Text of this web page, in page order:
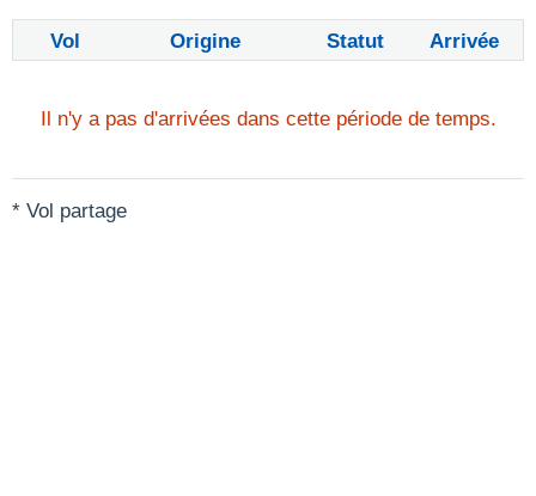
Vol Origine Statut Arrivée
Il n'y a pas d'arrivées dans cette période de temps.
* Vol partage